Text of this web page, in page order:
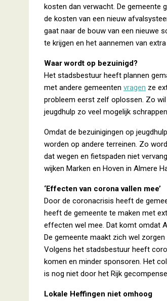
kosten dan verwacht. De gemeente
de kosten van een nieuw
gaat naar de bouw van een nieuwe
te krijgen en het aannemen van
Waar wordt op bezuinigd?
Het stadsbestuur heeft plannen
met andere gemeenten vragen ze
probleem eerst zelf oplossen. Zo
jeugdhulp zo veel mogelijk
Omdat de bezuinigingen op
worden op andere terreinen. Zo
dat wegen en fietspaden niet
wijken Marken en Hoven in Almere
‘Effecten van corona vallen mee’
Door de coronacrisis heeft de
heeft de gemeente te maken met
effecten wel mee. Dat komt omdat
De gemeente maakt zich wel
Volgens het stadsbestuur heeft
komen en minder sponsoren. Het
is nog niet door het Rijk
Lokale Heffingen niet omhoog